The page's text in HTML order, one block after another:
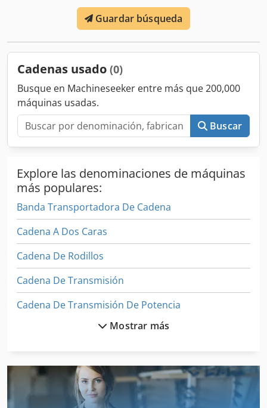
Guardar búsqueda
Cadenas usado (0)
Busque en Machineseeker entre más que 200,000
máquinas usadas.
Buscar
Explore las denominaciones de máquinas
más populares:
Banda Transportadora De Cadena
Cadena A Dos Caras
Cadena De Rodillos
Cadena De Transmisión
Cadena De Transmisión De Potencia
Cadenas Para La Nieve
Mostrar más